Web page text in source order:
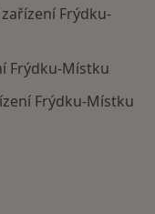
Frýdku-
Frýdku-Místku
Frýdku-Místku